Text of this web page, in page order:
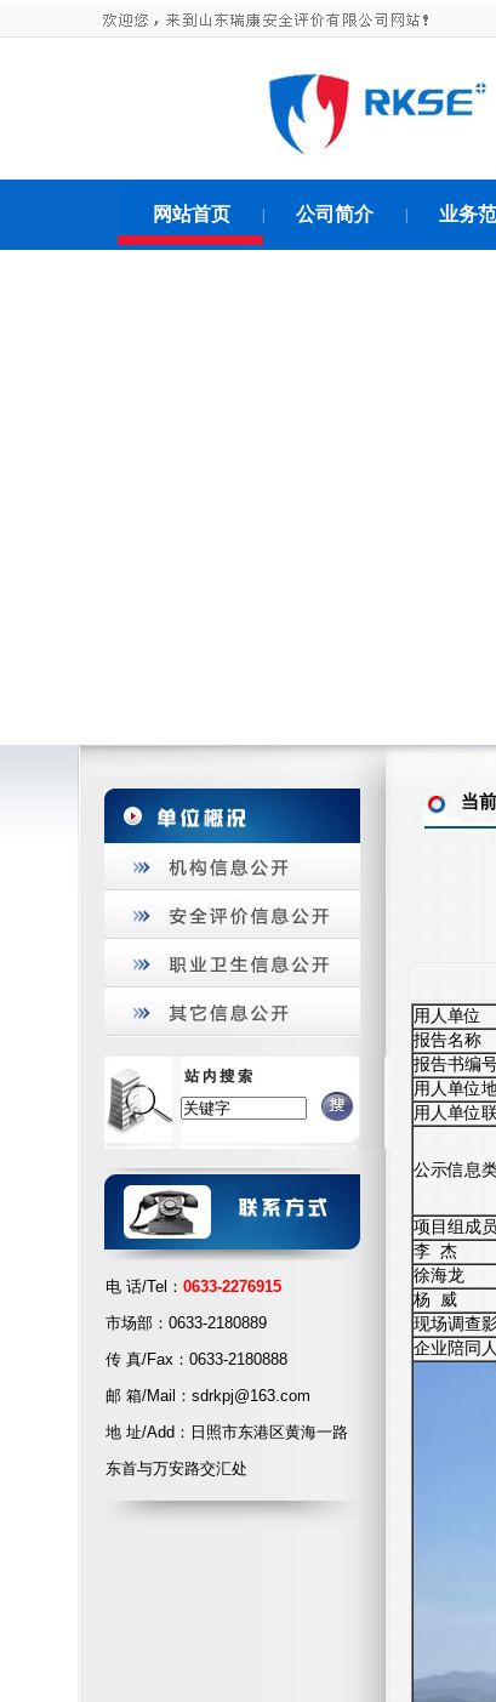
网站首页 公司简介 业务
电 话/Tel： 0633-2276915
市场部：0633-2180889
传 真/Fax：0633-2180888
邮 箱/Mail：sdrkpj@163.com
地 址/Add：日照市东港区黄海一路
东首与万安路交汇处
当
用人单位
报告名称
报告书编
用人单位
用人单位
公示信息
项目组成员
李 杰
徐海龙
杨 威
现场调查
企业陪同